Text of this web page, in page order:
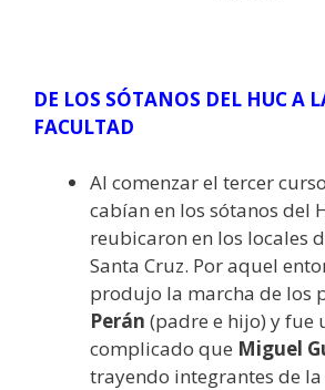
DE LOS SÓTANOS DEL HUC A
FACULTAD
Al comenzar el tercer
cabían en los sótanos del
reubicaron en los locales
Santa Cruz. Por aquel
produjo la marcha de los
Perán (padre e hijo) y fue
complicado que Miguel
trayendo integrantes de